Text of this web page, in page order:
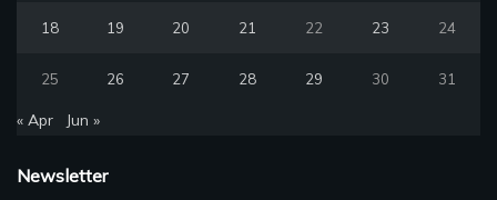
18 19 20 21 22 23 24
25 26 27 28 29 30 31
« Apr Jun »
Newsletter